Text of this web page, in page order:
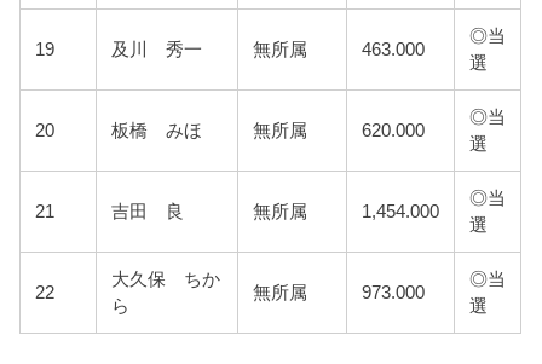
19 及川 秀一 無所属 463.000
◎当
選
20 板橋 みほ 無所属 620.000
◎当
選
21 吉田 良 無所属 1,454.000
◎当
選
22
大久保 ちか
ら
無所属 973.000
◎当
選